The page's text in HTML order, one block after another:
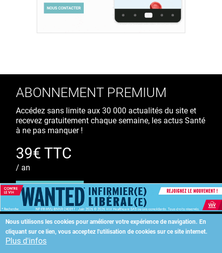
Nous utilisons les cookies pour améliorer votre expérience de navigation. En
cliquant sur ce lien, vous acceptez l'utilisation de cookies sur ce site internet.
Plus d'infos
ABONNEMENT PREMIUM
Accédez sans limite aux 30 000 actualités du site et
recevez gratuitement chaque semaine, les actus Santé
à ne pas manquer !
39€ TTC
/ an
S'ABONNER
Copyright